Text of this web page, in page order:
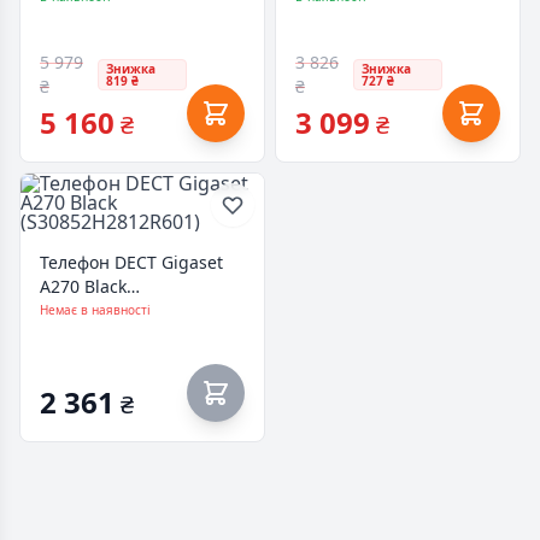
5 979
₴
Знижка
819 ₴
5 160 ₴
3 826
₴
Знижка
727 ₴
3 099 ₴
Телефон DECT Gigaset
A270 Black
(S30852H2812R601)
Немає в наявності
2 361 ₴